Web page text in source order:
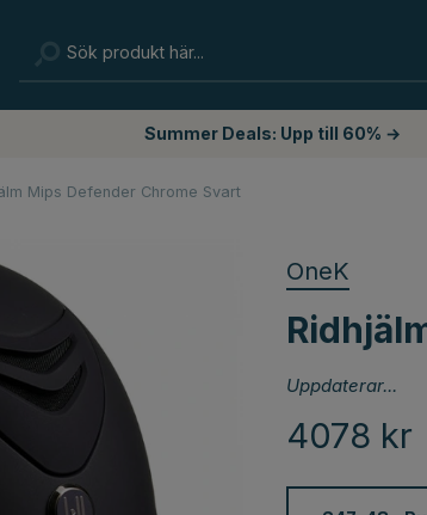
Summer Deals: Upp till 60% →
Mips Defender Chrome Svart
OneK
Uppdaterar...
4078 kr